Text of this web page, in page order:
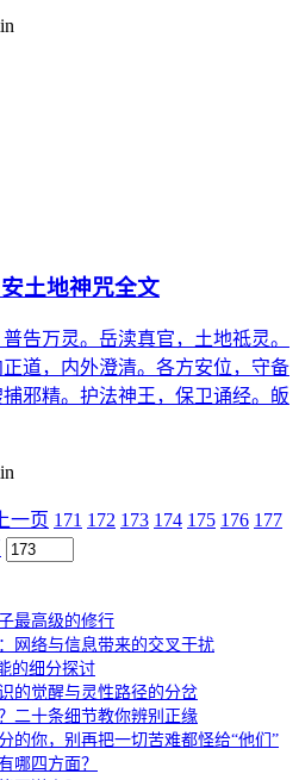
土地神咒全文
告万灵。岳渎真官，土地祗灵。
道，内外澄清。各方安位，守备
邪精。护法神王，保卫诵经。皈
上一页 171 172 173 174 175 176 177
最高级的修行
网络与信息带来的交叉干扰
的细分探讨
的觉醒与灵性路径的分岔
二十条细节教你辨别正缘
的你，别再把一切苦难都怪给“他们”
哪四方面？